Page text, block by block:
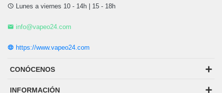
Lunes a viernes 10 - 14h | 15 - 18h
info@vapeo24.com
https://www.vapeo24.com
CONÓCENOS
INFORMACIÓN